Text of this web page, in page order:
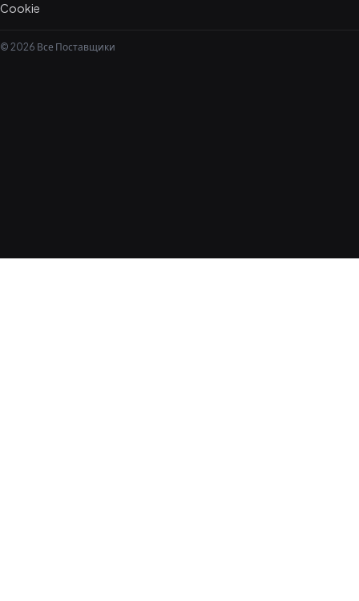
Cookie
© 2026 Все Поставщики